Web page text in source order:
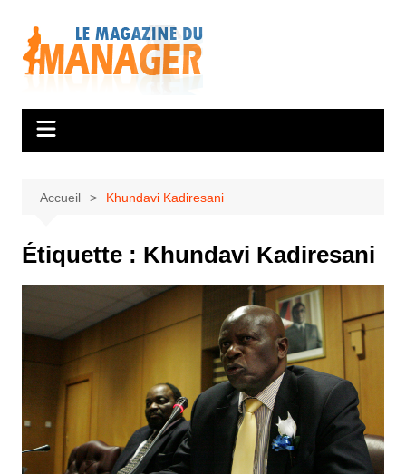
contenu
Accueil Khundavi Kadiresani
Étiquette : Khundavi Kadiresani